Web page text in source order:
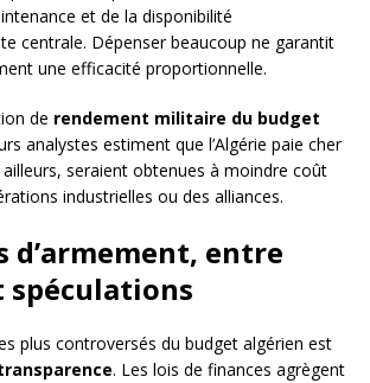
et de la disponibilité
centrale. Dépenser beaucoup ne garantit
une efficacité proportionnelle.
de rendement militaire du budget
analystes estiment que l’Algérie paie cher
seraient obtenues à moindre coût
industrielles ou des alliances.
d’armement, entre
spéculations
plus controversés du budget algérien est
. Les lois de finances agrègent